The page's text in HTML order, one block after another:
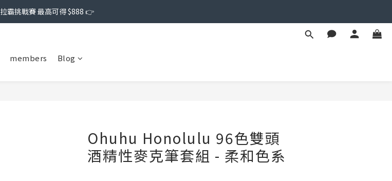
拉霸挑戰賽 最高可得 $888 👉
members Blog
Ohuhu Honolulu 96色雙頭
酒精性麥克筆套組 - 柔和色系